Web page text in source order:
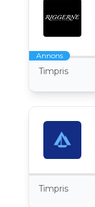
Annons
Timpris
Timpris